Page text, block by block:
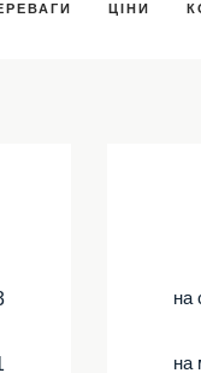
ЦІНИ
на
на